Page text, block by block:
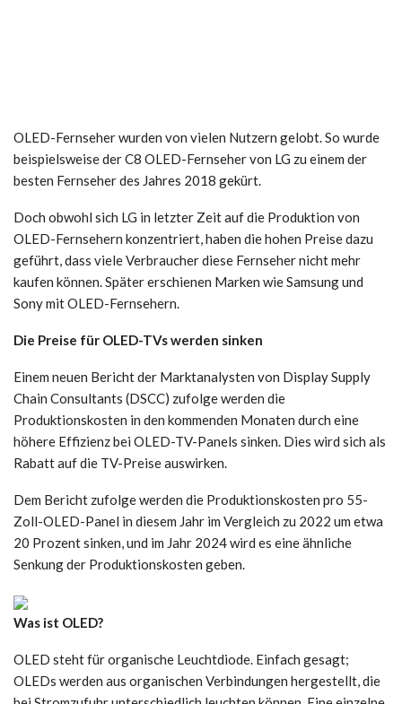
OLED-Fernseher wurden von vielen Nutzern gelobt. So wurde
beispielsweise der C8 OLED-Fernseher von LG zu einem der
besten Fernseher des Jahres 2018 gekürt.
Doch obwohl sich LG in letzter Zeit auf die Produktion von
OLED-Fernsehern konzentriert, haben die hohen Preise dazu
geführt, dass viele Verbraucher diese Fernseher nicht mehr
kaufen können. Später erschienen Marken wie Samsung und
Sony mit OLED-Fernsehern.
Die Preise für OLED-TVs werden sinken
Einem neuen Bericht der Marktanalysten von Display Supply
Chain Consultants (DSCC) zufolge werden die
Produktionskosten in den kommenden Monaten durch eine
höhere Effizienz bei OLED-TV-Panels sinken. Dies wird sich als
Rabatt auf die TV-Preise auswirken.
Dem Bericht zufolge werden die Produktionskosten pro 55-
Zoll-OLED-Panel in diesem Jahr im Vergleich zu 2022 um etwa
20 Prozent sinken, und im Jahr 2024 wird es eine ähnliche
Senkung der Produktionskosten geben.
Was ist OLED?
OLED steht für organische Leuchtdiode. Einfach gesagt;
OLEDs werden aus organischen Verbindungen hergestellt, die